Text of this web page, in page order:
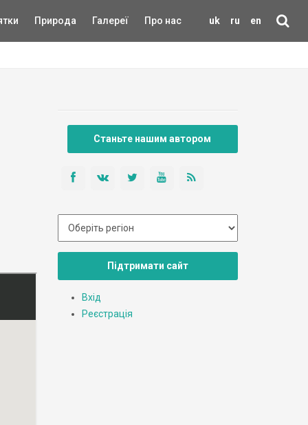
uk ru en
Природа Галереї Про нас
Станьте нашим автором
Підтримати сайт
Вхід
Реєстрація